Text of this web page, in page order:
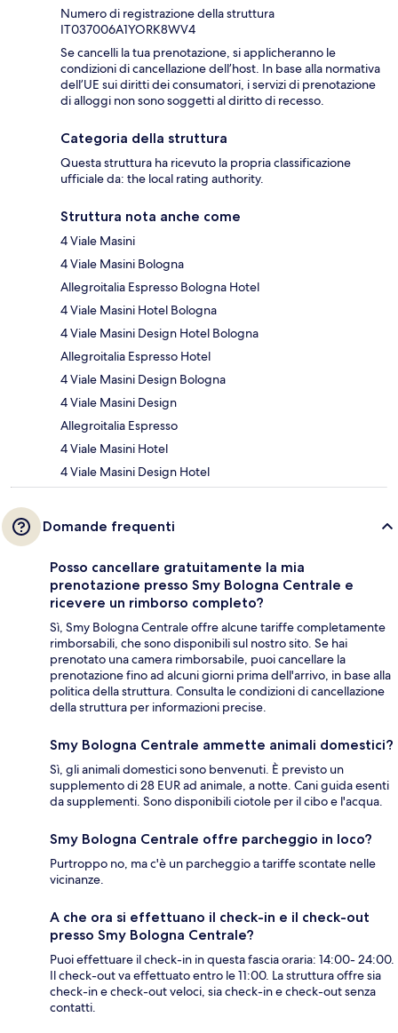
Numero di registrazione della struttura
IT037006A1YORK8WV4
Se cancelli la tua prenotazione, si applicheranno le
condizioni di cancellazione dell’host. In base alla normativa
dell’UE sui diritti dei consumatori, i servizi di prenotazione
di alloggi non sono soggetti al diritto di recesso.
Categoria della struttura
Questa struttura ha ricevuto la propria classificazione
ufficiale da: the local rating authority.
Struttura nota anche come
4 Viale Masini
4 Viale Masini Bologna
Allegroitalia Espresso Bologna Hotel
4 Viale Masini Hotel Bologna
4 Viale Masini Design Hotel Bologna
Allegroitalia Espresso Hotel
4 Viale Masini Design Bologna
4 Viale Masini Design
Allegroitalia Espresso
4 Viale Masini Hotel
4 Viale Masini Design Hotel
Domande frequenti
Posso cancellare gratuitamente la mia
prenotazione presso Smy Bologna Centrale e
ricevere un rimborso completo?
Sì, Smy Bologna Centrale offre alcune tariffe completamente
rimborsabili, che sono disponibili sul nostro sito. Se hai
prenotato una camera rimborsabile, puoi cancellare la
prenotazione fino ad alcuni giorni prima dell'arrivo, in base alla
politica della struttura. Consulta le condizioni di cancellazione
della struttura per informazioni precise.
Smy Bologna Centrale ammette animali domestici?
Sì, gli animali domestici sono benvenuti. È previsto un
supplemento di 28 EUR ad animale, a notte. Cani guida esenti
da supplementi. Sono disponibili ciotole per il cibo e l'acqua.
Smy Bologna Centrale offre parcheggio in loco?
Purtroppo no, ma c'è un parcheggio a tariffe scontate nelle
vicinanze.
A che ora si effettuano il check-in e il check-out
presso Smy Bologna Centrale?
Puoi effettuare il check-in in questa fascia oraria: 14:00- 24:00.
Il check-out va effettuato entro le 11:00. La struttura offre sia
check-in e check-out veloci, sia check-in e check-out senza
contatti.